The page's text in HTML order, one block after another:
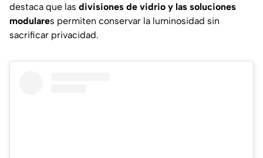
destaca que las divisiones de vidrio y las soluciones
modulares permiten conservar la luminosidad sin
sacrificar privacidad.